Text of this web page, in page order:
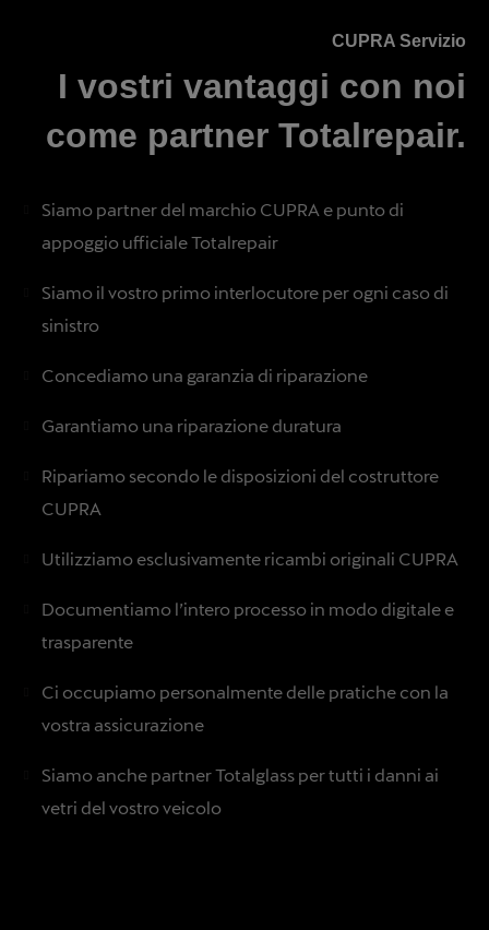
CUPRA Servizio
I vostri vantaggi con noi
come partner Totalrepair.
Siamo partner del marchio CUPRA e punto di
appoggio ufficiale Totalrepair
Siamo il vostro primo interlocutore per ogni caso di
sinistro
Concediamo una garanzia di riparazione
Garantiamo una riparazione duratura
Ripariamo secondo le disposizioni del costruttore
CUPRA
Utilizziamo esclusivamente ricambi originali CUPRA
Documentiamo l’intero processo in modo digitale e
trasparente
Ci occupiamo personalmente delle pratiche con la
vostra assicurazione
Siamo anche partner Totalglass per tutti i danni ai
vetri del vostro veicolo